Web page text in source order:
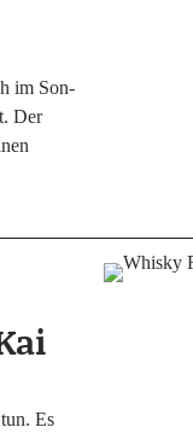
im Son­
Der
Es